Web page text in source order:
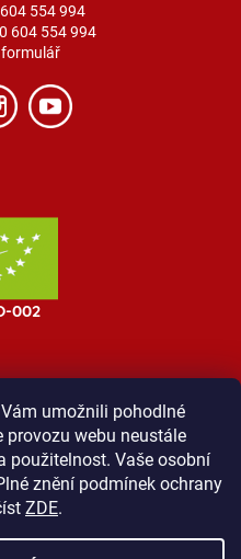
umožnili pohodlné
provozu webu neustále
použitelnost. Vaše osobní
znění podmínek ochrany
ZDE.
554 994
604 554 994
Obchodní podmínky
údajů
Kontakt